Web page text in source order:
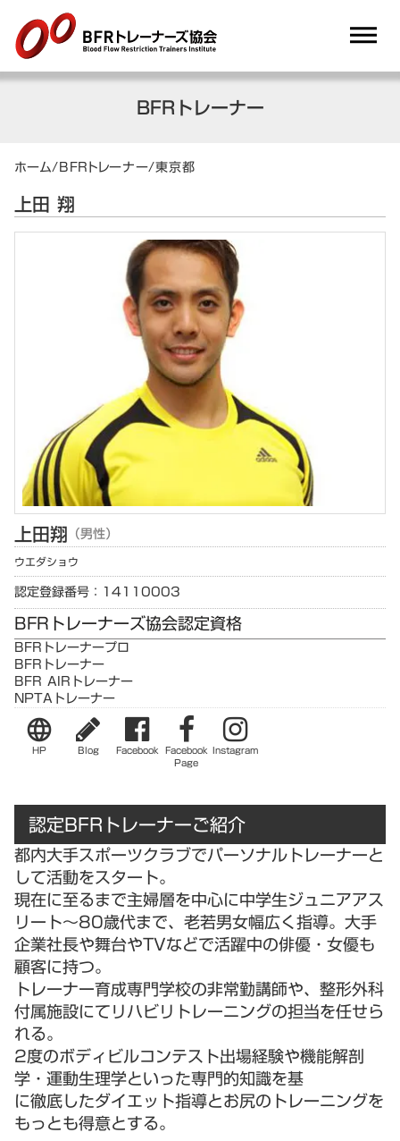
dehaze
BFRトレーナー
ホーム/BFRトレーナー/東京都
上田 翔
上田翔 （男性）
ウエダショウ
認定登録番号：14110003
BFRトレーナーズ協会認定資格
BFRトレーナープロ
BFRトレーナー
BFR AIRトレーナー
NPTAトレーナー
language
HP Blog Facebook Facebook
Page
Instagram
認定BFRトレーナーご紹介
都内大手スポーツクラブでパーソナルトレーナーと
して活動をスタート。
現在に至るまで主婦層を中心に中学生ジュニアアス
リート～80歳代まで、老若男女幅広く指導。大手
企業社長や舞台やTVなどで活躍中の俳優・女優も
顧客に持つ。
トレーナー育成専門学校の非常勤講師や、整形外科
付属施設にてリハビリトレーニングの担当を任せら
れる。
2度のボディビルコンテスト出場経験や機能解剖
学・運動生理学といった専門的知識を基
に徹底したダイエット指導とお尻のトレーニングを
もっとも得意とする。